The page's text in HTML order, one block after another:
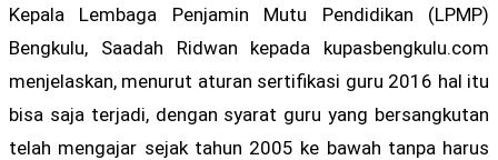
Kepala Lembaga Penjamin Mutu Pendidikan (LPMP)
Bengkulu, Saadah Ridwan kepada kupasbengkulu.com
menjelaskan, menurut aturan sertifikasi guru 2016 hal itu
bisa saja terjadi, dengan syarat guru yang bersangkutan
telah mengajar sejak tahun 2005 ke bawah tanpa harus